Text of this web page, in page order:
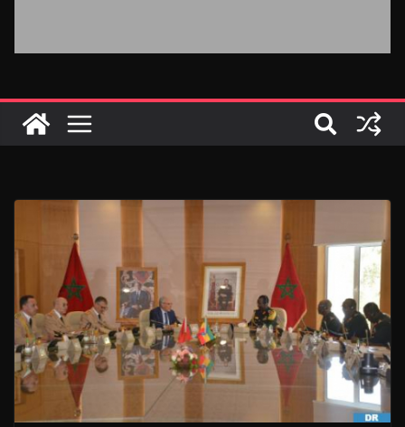
Marruecos gracias a una visión estratégica
destinada a consolidar la posición de Marruecos
en una economía mundial competitiva (politólogo
marroquí-estadounidense)